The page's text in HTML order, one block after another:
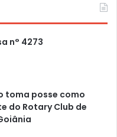
n° 4273
toma posse como
do Rotary Club de